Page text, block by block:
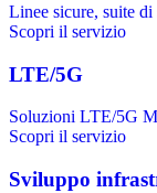
Linee sicure, suite
Scopri il servizio
LTE/5G
Soluzioni LTE/5G
Scopri il servizio
Sviluppo